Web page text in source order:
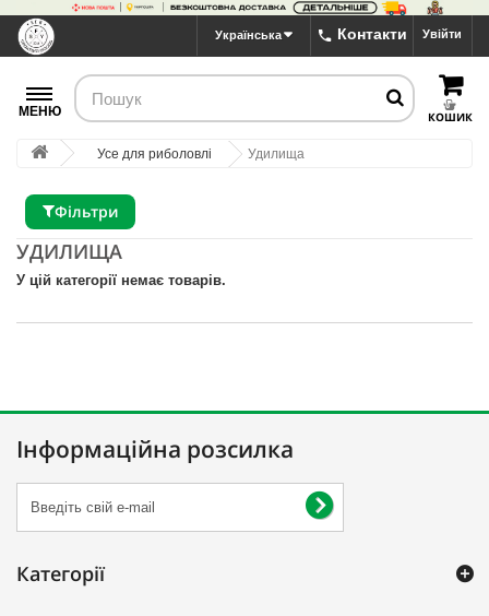
Увійти
Контакти
Українська
КОШИК
МЕНЮ
Усе для риболовлі Удилища
Фільтри
УДИЛИЩА
У цій категорії немає товарів.
Інформаційна розсилка
Категорії